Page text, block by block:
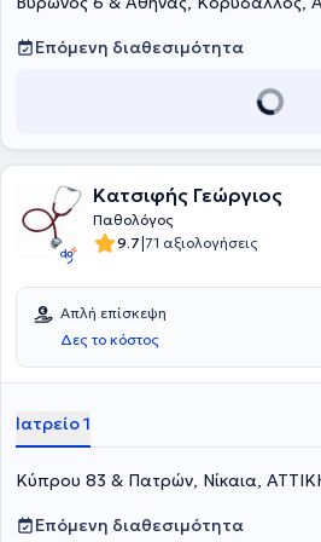
Επόμενη διαθεσιμότητα
Κατσιφής Γεώργιος
Παθολόγος
9.7|71 αξιολογήσεις
Απλή επίσκεψη
Δες το κόστος
Ιατρείο 1
Κύπρου 83 & Πατρών, Νίκαια,
Επόμενη διαθεσιμότητα